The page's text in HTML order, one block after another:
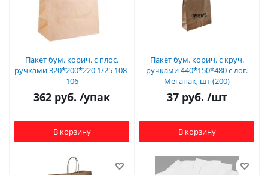
Пакет бум. корич. с плос.
ручками 320*200*220 1/25 108-
106
362 руб. /упак
В корзину
Пакет бум. корич. с круч.
ручками 440*150*480 с лог.
Мегапак, шт (200)
37руб. /шт
В корзину